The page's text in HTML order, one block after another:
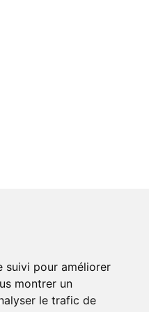
suivi pour améliorer
montrer un
le trafic de